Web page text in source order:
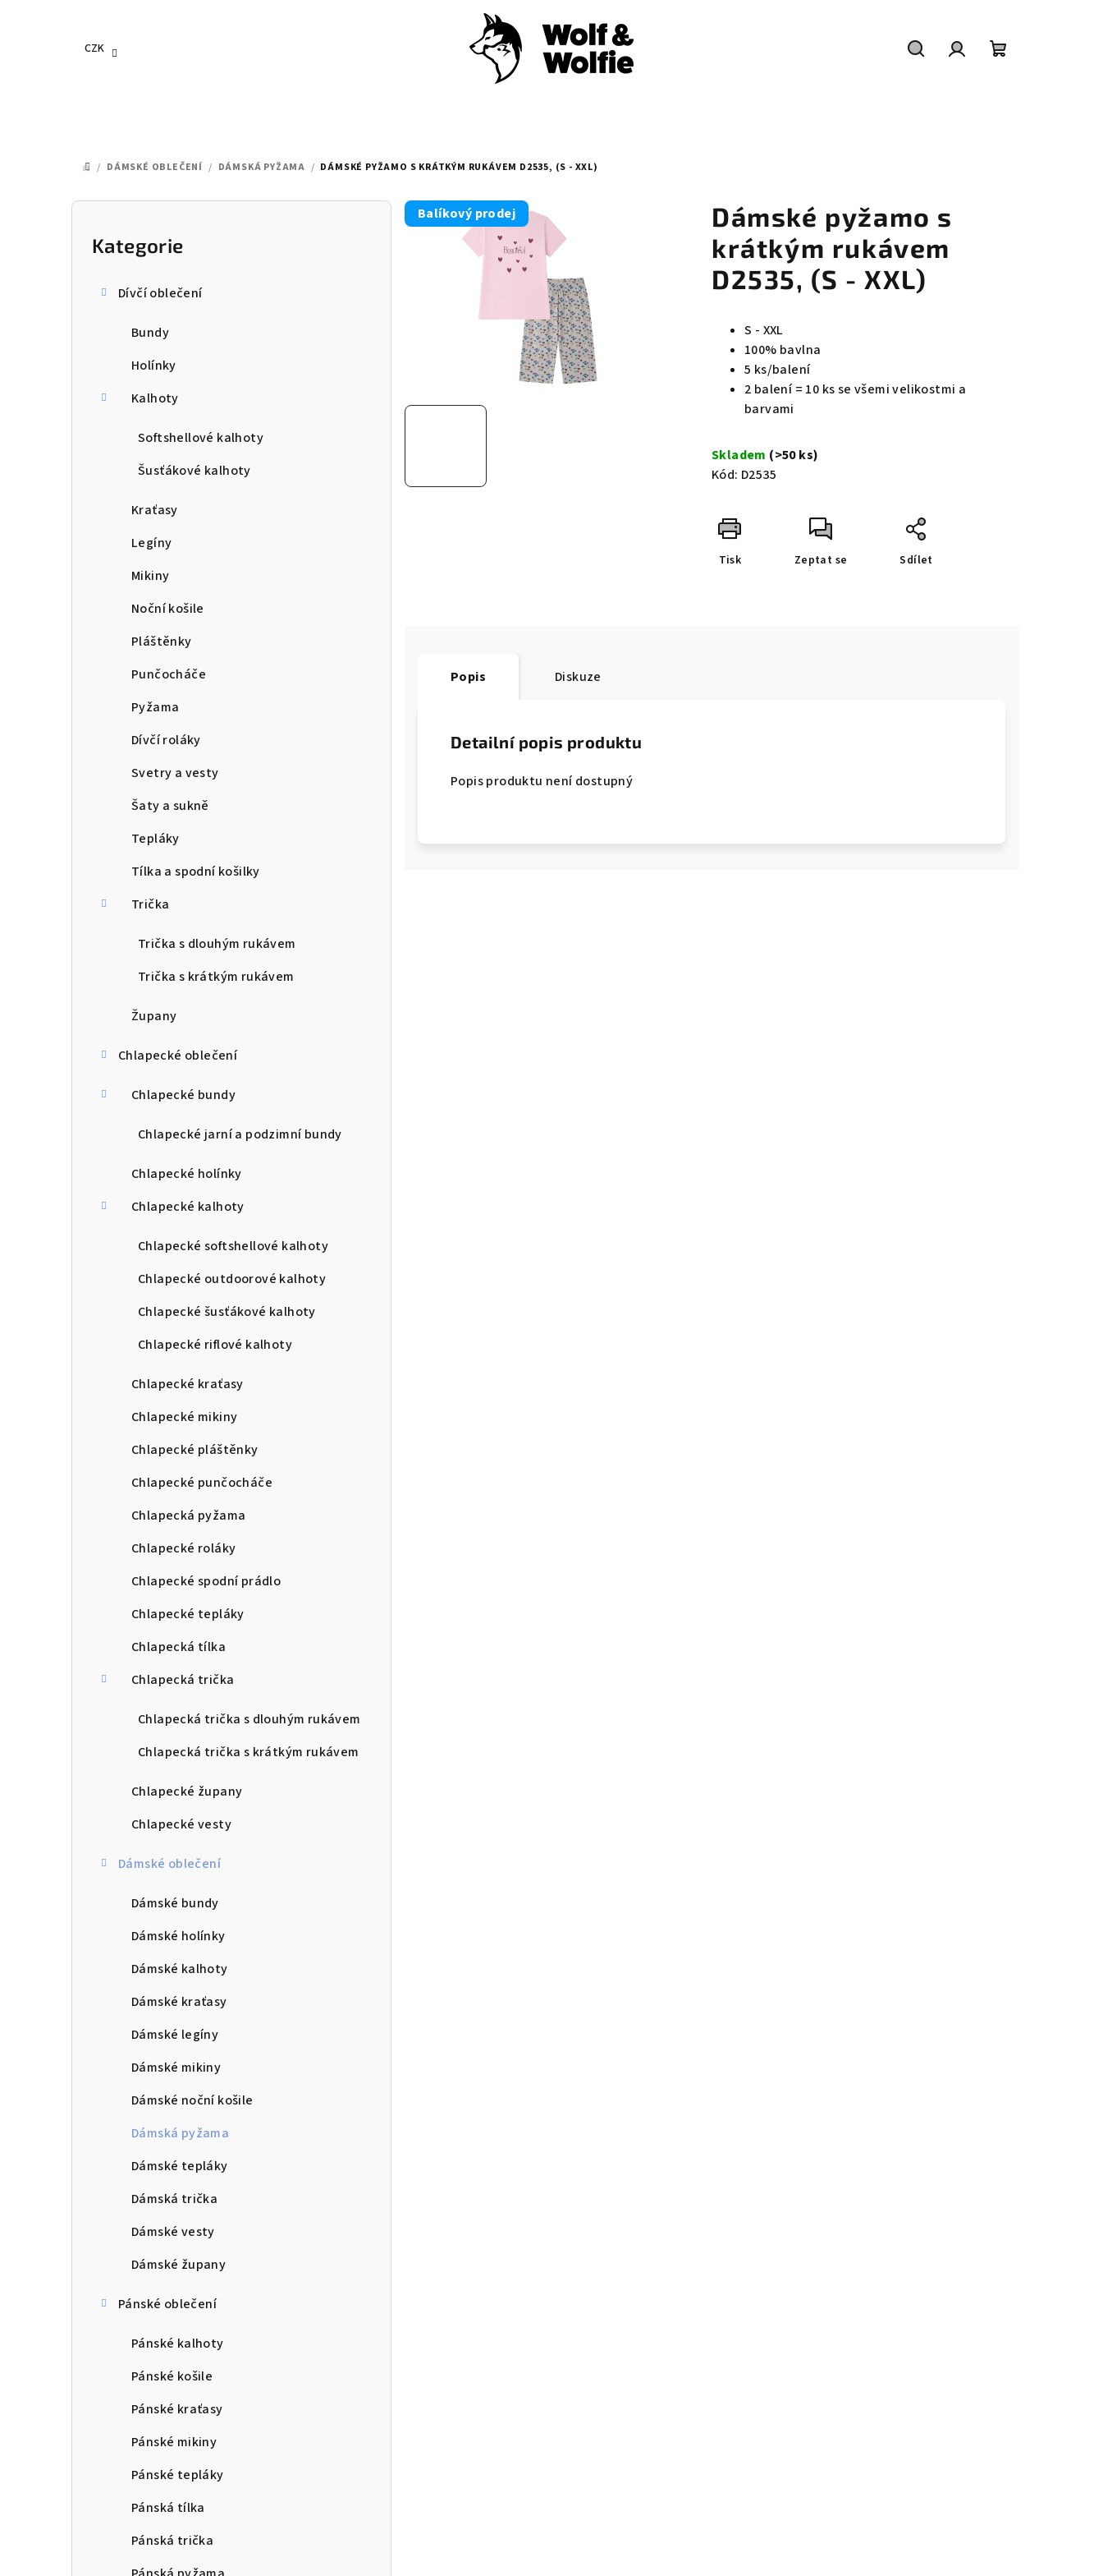
CZK
DOMŮ
/ DÁMSKÉ OBLEČENÍ / DÁMSKÁ PYŽAMA / DÁMSKÉ PYŽAMO S KRÁTKÝM RUKÁVEM D2535, (S - XXL)
P
Přeskočit
kategorie
Kategorie
Dívčí oblečení
Bundy
Holínky
Kalhoty
Softshellové kalhoty
Šusťákové kalhoty
Kraťasy
Legíny
Mikiny
Noční košile
Pláštěnky
Punčocháče
Pyžama
Dívčí roláky
Svetry a vesty
Šaty a sukně
Tepláky
Tílka a spodní košilky
Trička
Trička s dlouhým rukávem
Trička s krátkým rukávem
Župany
Chlapecké oblečení
Chlapecké bundy
Chlapecké jarní a podzimní bundy
Chlapecké holínky
Chlapecké kalhoty
Chlapecké softshellové kalhoty
Chlapecké outdoorové kalhoty
Chlapecké šusťákové kalhoty
Chlapecké riflové kalhoty
Chlapecké kraťasy
Chlapecké mikiny
Chlapecké pláštěnky
Chlapecké punčocháče
Chlapecká pyžama
Chlapecké roláky
Chlapecké spodní prádlo
Chlapecké tepláky
Chlapecká tílka
Chlapecká trička
Chlapecká trička s dlouhým rukávem
Chlapecká trička s krátkým rukávem
Chlapecké župany
Chlapecké vesty
Dámské oblečení
Dámské bundy
Dámské holínky
Dámské kalhoty
Dámské kraťasy
Dámské legíny
Dámské mikiny
Dámské noční košile
Dámská pyžama
Dámské tepláky
Dámská trička
Dámské vesty
Dámské župany
Pánské oblečení
Pánské kalhoty
Pánské košile
Pánské kraťasy
Pánské mikiny
Pánské tepláky
Pánská tílka
Pánská trička
Dámské pyžamo s
krátkým rukávem
D2535, (S - XXL)
S - XXL
100% bavlna
5 ks/balení
2 balení = 10 ks se všemi velikostmi a
barvami
Skladem (>50 ks)
Kód: D2535
Tisk Zeptat se Sdílet
Balíkový prodej
Popis Diskuze
Detailní popis produktu
Popis produktu není dostupný